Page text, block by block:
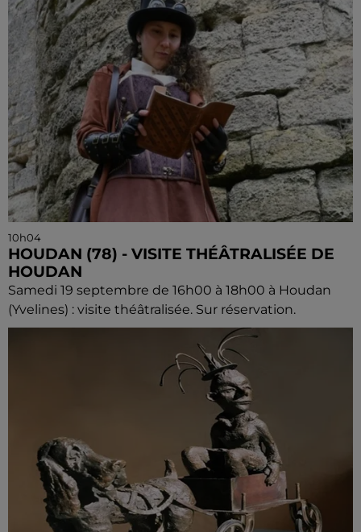
10h04
HOUDAN (78) - VISITE THÉÂTRALISÉE DE
HOUDAN
Samedi 19 septembre de 16h00 à 18h00 à Houdan
(Yvelines) : visite théâtralisée. Sur réservation.